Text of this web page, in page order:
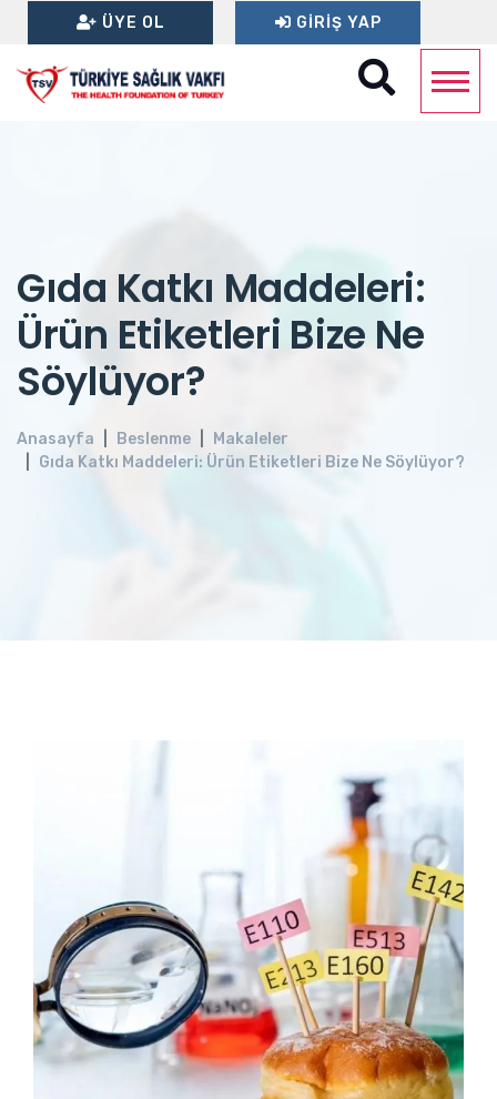
ÜYE OL GIRIŞ YAP
Gıda Katkı Maddeleri:
Ürün Etiketleri Bize Ne
Söylüyor?
Anasayfa Beslenme
Makaleler
Gıda Katkı Maddeleri: Ürün Etiketleri Bize Ne Söylüyor?